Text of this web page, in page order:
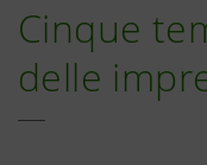
Cinque
delle